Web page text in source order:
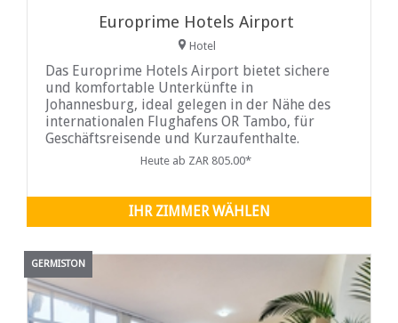
Europrime Hotels Airport
Hotel
Das Europrime Hotels Airport bietet sichere
und komfortable Unterkünfte in
Johannesburg, ideal gelegen in der Nähe des
internationalen Flughafens OR Tambo, für
Geschäftsreisende und Kurzaufenthalte.
Genießen Sie eine ruhige, gepflegte
Heute ab ZAR 805.00*
IHR ZIMMER WÄHLEN
GERMISTON